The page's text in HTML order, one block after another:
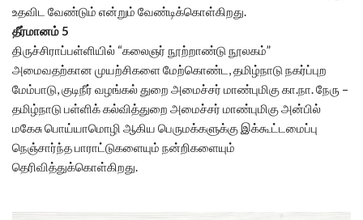
உதவிட வேண்டும் என்றும் வேண்டிக்கொள்கிறது.
தீர்மானம் 5
திருச்சிராப்பள்ளியில் “கலைஞர் நூற்றாண்டு நூலகம்”
அமைவதற்கான முயற்சிகளை மேற்கொண்ட, தமிழ்நாடு நகர்ப்புற
மேம்பாடு, குடிநீர் வழங்கல் துறை அமைச்சர் மாண்புமிகு கா.நா. நேரு –
தமிழ்நாடு பள்ளிக் கல்வித்துறை அமைச்சர் மாண்புமிகு அன்பில்
மகேசு பொய்யாமொழி ஆகிய பெருமக்களுக்கு இக்கூட்டமைப்பு
நெஞ்சார்ந்த பாராட்டுகளையும் நன்றிகளையும்
தெரிவித்துக்கொள்கிறது.